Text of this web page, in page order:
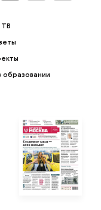
ТВ
образовании